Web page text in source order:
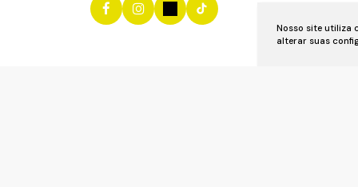
Nosso site utiliza
alterar suas
Anuncie